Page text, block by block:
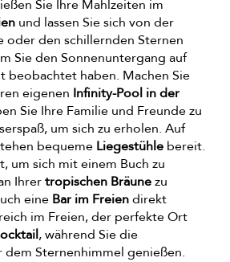
Sie Ihre Mahlzeiten im
und lassen Sie sich von der
oder den schillernden Sternen
Sie den Sonnenuntergang auf
beobachtet haben. Machen Sie
eigenen Infinity-Pool in der
Sie Ihre Familie und Freunde zu
um sich zu erholen. Auf
bequeme Liegestühle bereit.
um sich mit einem Buch zu
Ihrertropischen Bräunezu
eine Bar im Freiendirekt
im Freien, der perfekte Ort
, während Sie die
Sternenhimmel genießen.